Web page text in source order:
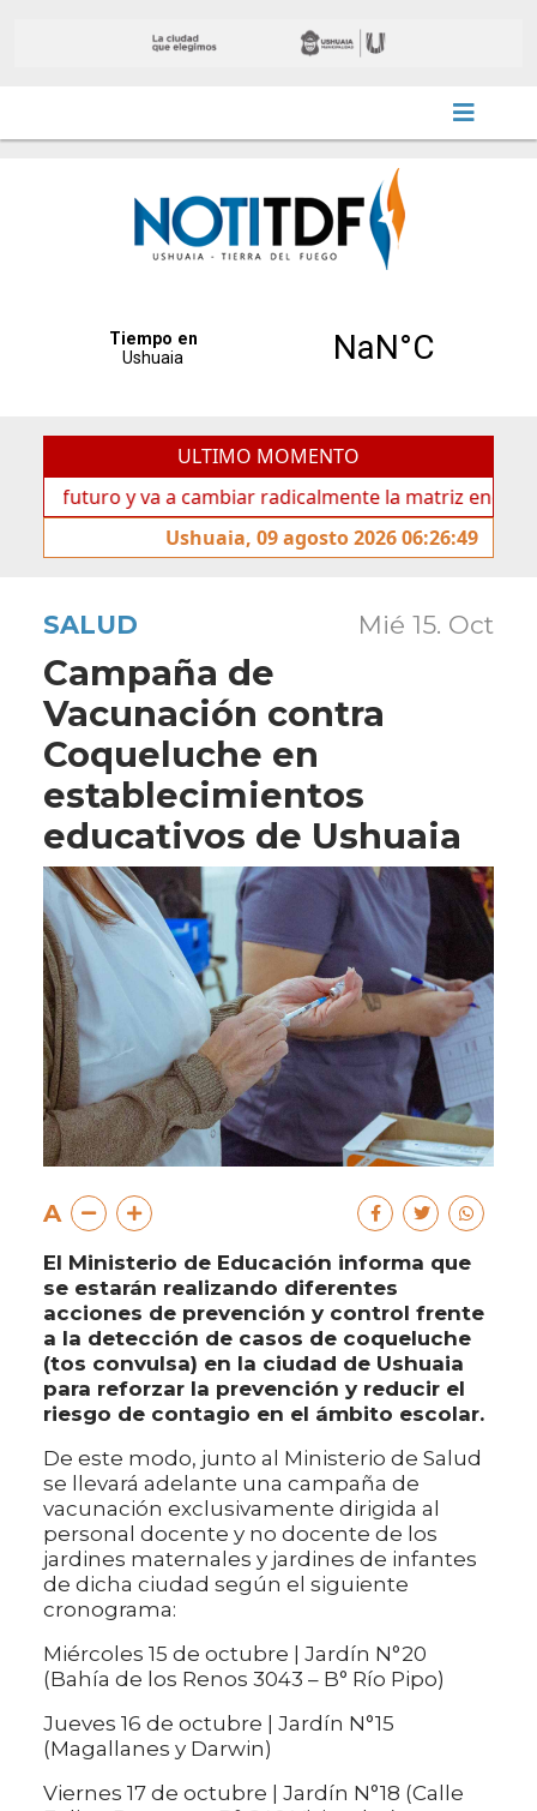
ULTIMO MOMENTO
y va a cambiar radicalmente la matriz energética de
Ushuaia, 09 agosto 2026 06:26:49
SALUD Mié 15. Oct
Campaña de
Vacunación contra
Coqueluche en
establecimientos
educativos de Ushuaia
A
El Ministerio de Educación informa que
se estarán realizando diferentes
acciones de prevención y control frente
a la detección de casos de coqueluche
(tos convulsa) en la ciudad de Ushuaia
para reforzar la prevención y reducir el
riesgo de contagio en el ámbito escolar.
De este modo, junto al Ministerio de Salud
se llevará adelante una campaña de
vacunación exclusivamente dirigida al
personal docente y no docente de los
jardines maternales y jardines de infantes
de dicha ciudad según el siguiente
cronograma:
Miércoles 15 de octubre | Jardín N°20
(Bahía de los Renos 3043 – B° Río Pipo)
Jueves 16 de octubre | Jardín N°15
(Magallanes y Darwin)
Viernes 17 de octubre | Jardín N°18 (Calle